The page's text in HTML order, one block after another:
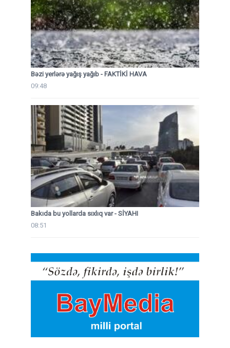
Bəzi yerlərə yağış yağıb - FAKTİKİ HAVA
09:48
Bakıda bu yollarda sıxlıq var - SİYAHI
08:51